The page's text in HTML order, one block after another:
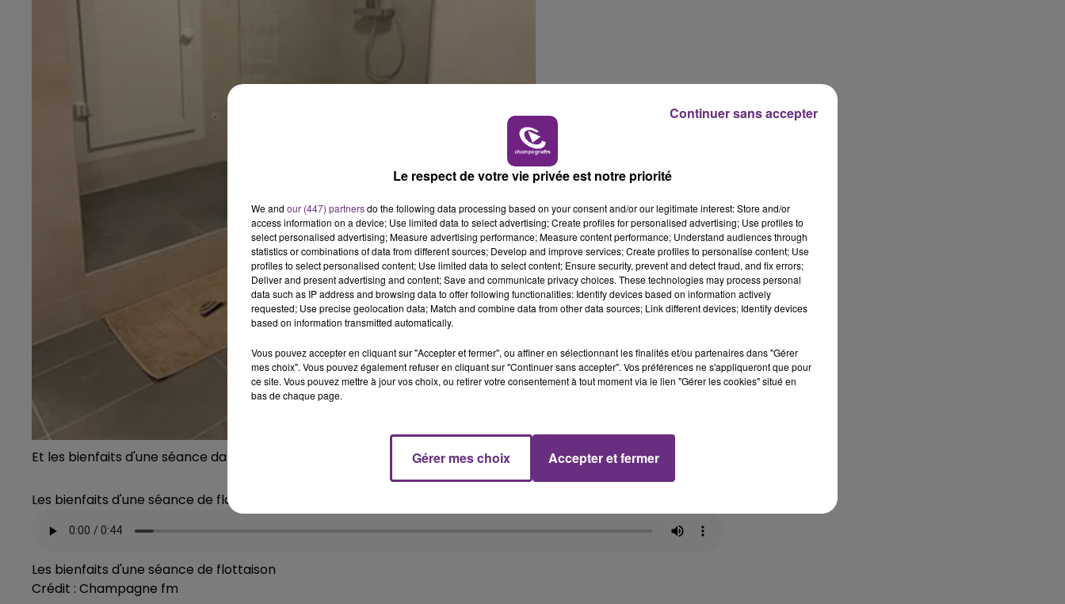
Et les bienfaits d'une séance dans un bassin de flottaison sont multiples.
Les bienfaits d'une séance de flottaison
Les bienfaits d'une séance de flottaison
Crédit : Champagne fm
Le respect de votre vie privée est notre priorité
We and our (447) partnersdo the following data processing based on your consent and/or our legitimate interest: Store and/or
access information on a device; Use limited data to select advertising; Create profiles for personalised advertising; Use profiles to
select personalised advertising; Measure advertising performance; Measure content performance; Understand audiences through
statistics or combinations of data from different sources; Develop and improve services; Create profiles to personalise content; Use
profiles to select personalised content; Use limited data to select content; Ensure security, prevent and detect fraud, and fix errors;
Deliver and present advertising and content; Save and communicate privacy choices. These technologies may process personal
data such as IP address and browsing data to offer following functionalities: Identify devices based on information actively
requested; Use precise geolocation data; Match and combine data from other data sources; Link different devices; Identify devices
based on information transmitted automatically.
Vous pouvez accepter en cliquant sur "Accepter et fermer", ou affiner en sélectionnant les finalités et/ou partenaires dans "Gérer
mes choix". Vous pouvez également refuser en cliquant sur "Continuer sans accepter". Vos préférences ne s'appliqueront que pour
ce site. Vous pouvez mettre à jour vos choix, ou retirer votre consentement à tout moment via le lien "Gérer les cookies" situé en
bas de chaque page.
Gérer mes choix Accepter et fermer
Continuer sans accepter